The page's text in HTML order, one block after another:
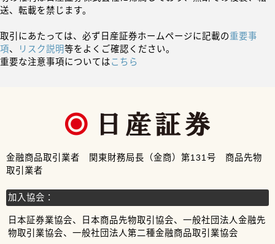
送、転載を禁じます。
取引にあたっては、必ず日産証券ホームページに記載の重要事
項、 リスク説明等をよくご確認ください。
重要な注意事項についてはこちら
金融商品取引業者 関東財務局長（金商）第131号 商品先物
取引業者
加入協会：
日本証券業協会、日本商品先物取引協会、一般社団法人金融先
物取引業協会、一般社団法人第二種金融商品取引業協会